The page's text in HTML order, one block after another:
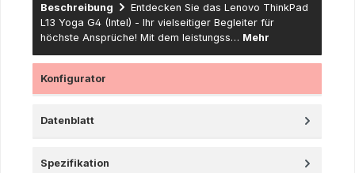
Beschreibung
Entdecken Sie das Lenovo ThinkPad
L13 Yoga G4 (Intel) - Ihr vielseitiger Begleiter für
höchste Ansprüche! Mit dem leistungss… Mehr
Konfigurator
Datenblatt
Spezifikation